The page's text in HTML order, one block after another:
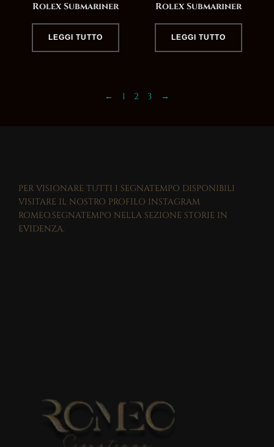
Rolex Submariner
LEGGI TUTTO
Rolex Submariner
LEGGI TUTTO
← 1 2 3 →
PER VISIONARE TUTTI I SEGNATEMPO DISPONIBILI
VISITARE IL NOSTRO PROFILO INSTAGRAM
ROMEO.SEGNATEMPO NELLA SEZIONE STORIE IN
EVIDENZA.